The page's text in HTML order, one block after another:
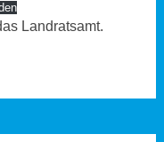
Landratsamt.